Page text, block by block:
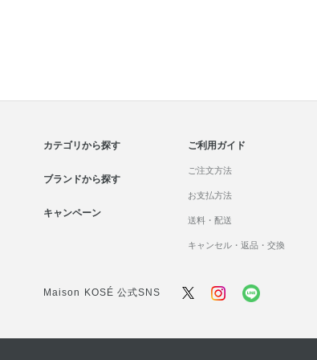
カテゴリから探す
ブランドから探す
キャンペーン
ご利用ガイド
ご注文方法
お支払方法
送料・配送
キャンセル・返品・交換
Maison KOSÉ 公式SNS